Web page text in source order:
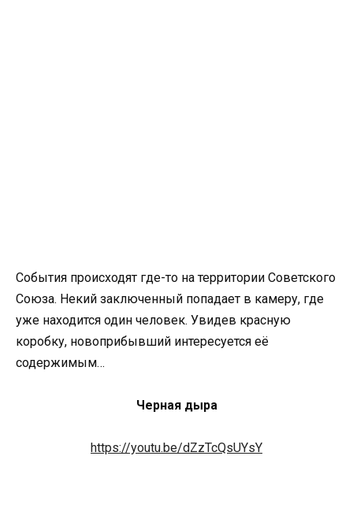
События происходят где-то на территории Советского
Союза. Некий заключенный попадает в камеру, где
уже находится один человек. Увидев красную
коробку, новоприбывший интересуется её
содержимым…
Черная дыра
https://youtu.be/dZzTcQsUYsY